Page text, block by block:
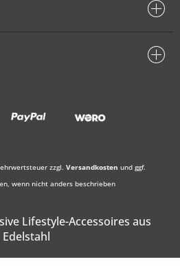
zzgl. Versandkosten und ggf.
wenn nicht anders beschrieben
Lifestyle-Accessoires aus
Edelstahl